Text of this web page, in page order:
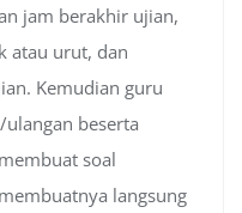
jam berakhir ujian,
atau urut, dan
Kemudian guru
beserta
soal
langsung